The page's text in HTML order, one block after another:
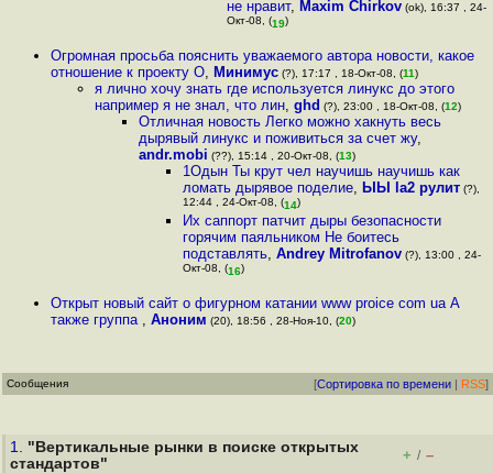
не нравит, Maxim Chirkov (ok), 16:37 , 24-
Окт-08, (19)
Огромная просьба пояснить уважаемого автора новости, какое
отношение к проекту O, Минимус (?), 17:17 , 18-Окт-08, (11)
я лично хочу знать где используется линукс до этого
например я не знал, что лин, ghd (?), 23:00 , 18-Окт-08, (12)
Отличная новость Легко можно хакнуть весь
дырявый линукс и поживиться за счет жу,
andr.mobi (??), 15:14 , 20-Окт-08, (13)
1Одын Ты крут чел научишь научишь как
ломать дырявое поделие, ЫЫ la2 рулит (?),
12:44 , 24-Окт-08, (14)
Их саппорт патчит дыры безопасности
горячим паяльником Не боитесь
подставлять, Andrey Mitrofanov (?), 13:00 , 24-
Окт-08, (16)
Открыт новый сайт о фигурном катании www proice com ua А
также группа , Аноним (20), 18:56 , 28-Ноя-10, (20)
Сообщения [Сортировка по времени | RSS]
1. "Вертикальные рынки в поиске открытых
стандартов"
+ / –